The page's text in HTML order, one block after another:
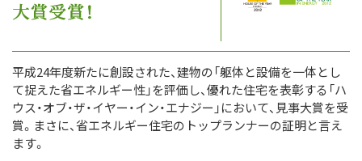
平成24年度新たに創設された、建物の「躯体と設備を一体とし
て捉えた省エネルギー性」を評価し、優れた住宅を表彰する「ハ
ウス・オブ・ザ・イヤー・イン・エナジー」において、見事大賞を受
賞。まさに、省エネルギー住宅のトップランナーの証明と言え
ます。